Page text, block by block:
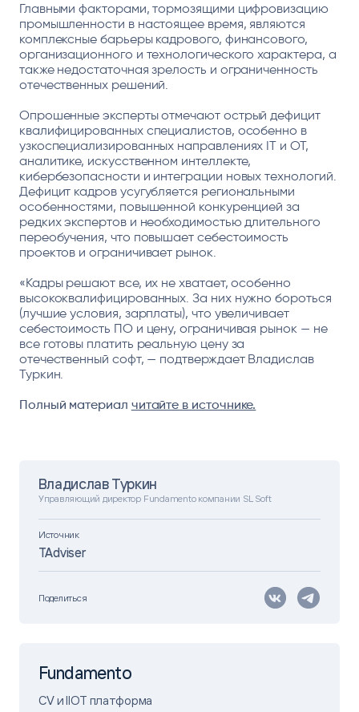
Владислав Туркин
Управляющий директор Fundamento компании SL Soft
Источник
TAdviser
Поделиться
Главными факторами, тормозящими цифровизацию
промышленности в настоящее время, являются
комплексные барьеры кадрового, финансового,
организационного и технологического характера, а
также недостаточная зрелость и ограниченность
отечественных решений.
Опрошенные эксперты отмечают острый дефицит
квалифицированных специалистов, особенно в
узкоспециализированных направлениях IT и OT,
аналитике, искусственном интеллекте,
кибербезопасности и интеграции новых технологий.
Дефицит кадров усугубляется региональными
особенностями, повышенной конкуренцией за
редких экспертов и необходимостью длительного
переобучения, что повышает себестоимость
проектов и ограничивает рынок.
«Кадры решают все, их не хватает, особенно
высококвалифицированных. За них нужно бороться
(лучшие условия, зарплаты), что увеличивает
себестоимость ПО и цену, ограничивая рынок — не
все готовы платить реальную цену за
отечественный софт, — подтверждает Владислав
Туркин.
Полный материал читайте в источнике.
Fundamento
CV и IIOT платформа